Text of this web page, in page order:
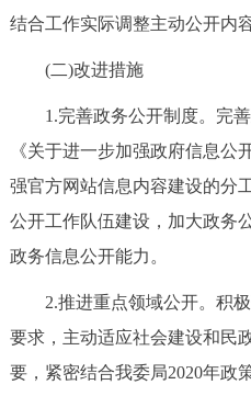
结合工作实际调整主动公开内
(二)改进措施
1.完善政务公开制度。完善
《关于进一步加强政府信息公
强官方网站信息内容建设的分
公开工作队伍建设，加大政务
政务信息公开能力。
2.推进重点领域公开。积极
要求，主动适应社会建设和民
要，紧密结合我委局2020年政